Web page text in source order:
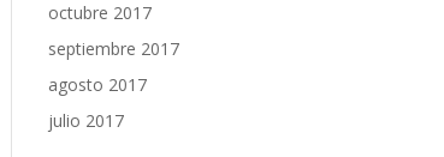
octubre 2017
septiembre 2017
agosto 2017
julio 2017